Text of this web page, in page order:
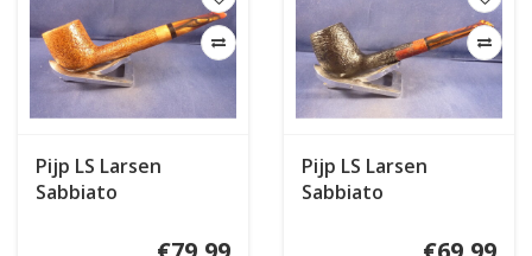
Pijp LS Larsen
Sabbiato
Pijp LS Larsen
Sabbiato